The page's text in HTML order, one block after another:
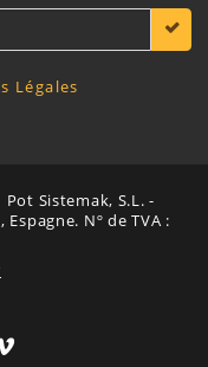
Légales
Sistemak, S.L. -
Nº de TVA :